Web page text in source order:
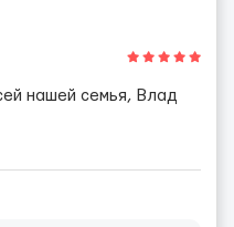
нашей семья, Влад